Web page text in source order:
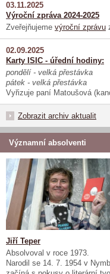
03.11.2025
Výroční zpráva 2024-2025
Zveřejňujeme výroční zprávu
02.09.2025
Karty ISIC - úřední hodiny:
pondělí - velká přestávka
pátek - velká přestávka
Vyřizuje paní Matoušová
Zobrazit archiv aktualit
Významní absolventi
Jiří Teper
Absolvoval v roce 1973.
Narodil se 14. 7. 1954 v